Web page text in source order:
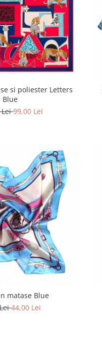
si poliester Letters
Blue
Lei99,00 Lei
matase Blue
44,00 Lei